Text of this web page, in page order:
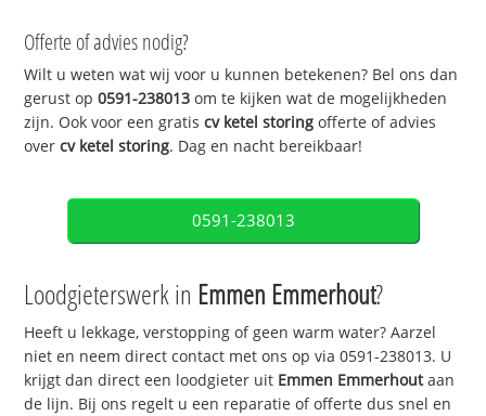
Offerte of advies nodig?
Wilt u weten wat wij voor u kunnen betekenen? Bel ons dan
gerust op0591-238013 om te kijken wat de mogelijkheden
zijn. Ook voor een gratiscv ketel storing offerte of advies
overcv ketel storing. Dag en nacht bereikbaar!
0591-238013
Loodgieterswerk in Emmen Emmerhout?
Heeft u lekkage, verstopping of geen warm water? Aarzel
niet en neem direct contact met ons op via 0591-238013. U
krijgt dan direct een loodgieter uit Emmen Emmerhoutaan
de lijn. Bij ons regelt u een reparatie of offerte dus snel en